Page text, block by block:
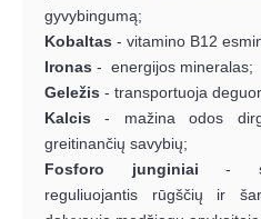
gyvybingumą;
Kobaltas - vitamino B12
Ironas - energijos mineralas;
Geležis - transportuoja
Kalcis- mažina odos
greitinančių savybių;
Fosforo junginiai -
reguliuojantis rūgščių ir